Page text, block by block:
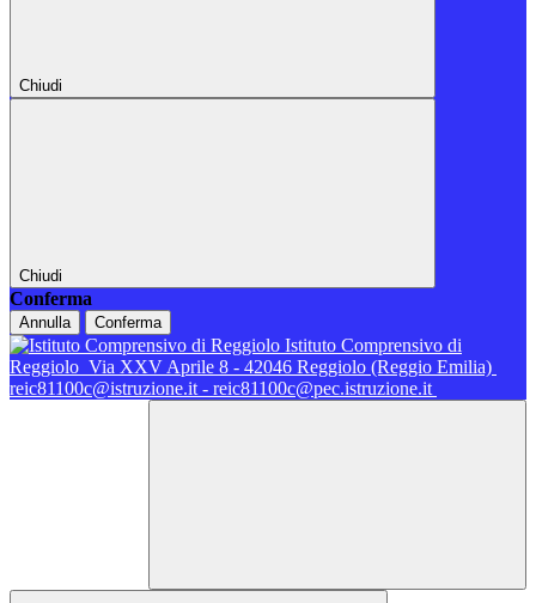
Chiudi
Chiudi
Conferma
Annulla Conferma
Istituto Comprensivo di
Reggiolo Via XXV Aprile 8 - 42046 Reggiolo (Reggio Emilia)
reic81100c@istruzione.it - reic81100c@pec.istruzione.it